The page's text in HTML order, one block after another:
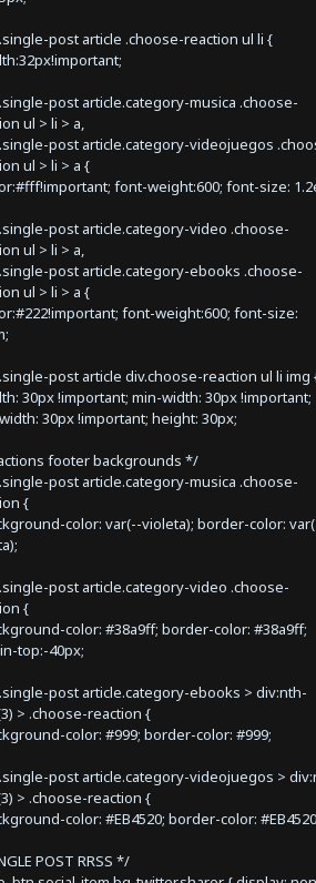
post article .choose-reaction ul li {
post article.category-musica .choose-
ul > li > a,
post article.category-videojuegos
ul > li > a {
font-weight:600; font-size:
post article.category-video .choose-
ul > li > a,
post article.category-ebooks .choose-
ul > li > a {
font-weight:600; font-size:
post article div.choose-reaction ul li img
30px !important; min-width: 30px !important;
30px !important; height: 30px;
footer backgrounds */
post article.category-musica .choose-
{
color: var(--violeta); border-color:
post article.category-video .choose-
{
color: #38a9ff; border-color: #38a9ff;
top:-40px;
post article.category-ebooks > div:nth-
> .choose-reaction {
color: #999; border-color: #999;
post article.category-videojuegos >
> .choose-reaction {
color: #EB4520; border-color:
POST RRSS */